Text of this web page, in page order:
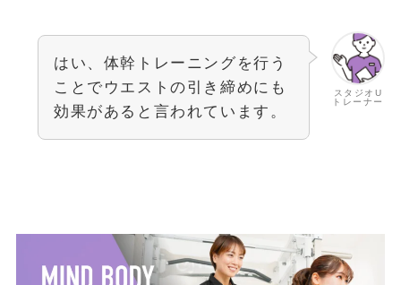
スタジオU
トレーナー
はい、体幹トレーニングを行う
ことでウエストの引き締めにも
効果があると言われています。